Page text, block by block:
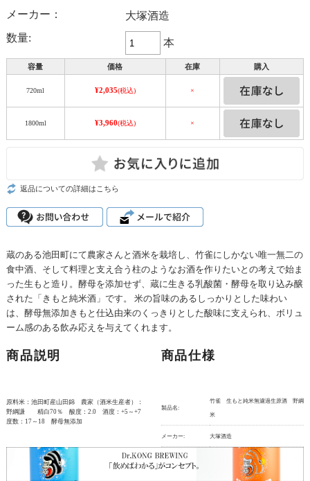
メーカー：
大塚酒造
数量:
本
容量 価格 在庫 購入
720ml ¥2,035(税込) ×
1800ml ¥3,960(税込) ×
返品についての詳細はこちら
蔵のある池田町にて農家さんと酒米を栽培し、竹雀にしかない唯一無二の
食中酒、そして料理と支え合う柱のようなお酒を作りたいとの考えで始ま
った生もと造り。酵母を添加せず、蔵に生きる乳酸菌・酵母を取り込み醸
された「きもと純米酒」です。 米の旨味のあるしっかりとした味わい
は、酵母無添加きもと仕込由来のくっきりとした酸味に支えられ、ボリュ
ーム感のある飲み応えを与えてくれます。
商品説明
原料米：池田町産山田錦 農家（酒米生産者）：
野綱謙 精白70％ 酸度：2.0 酒度：+5～+7
度数：17～18 酵母無添加
商品仕様
製品名:
竹雀 生もと純米無濾過生原酒 野綱
米
メーカー: 大塚酒造